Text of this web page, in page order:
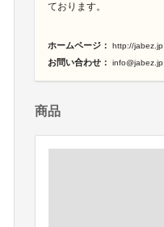
ております。
ホームページ： http://jabez.jp
お問い合わせ： info@jabez.jp
商品